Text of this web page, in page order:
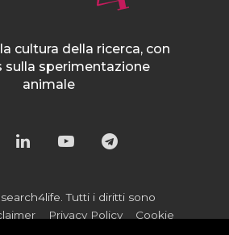
cultura della ricerca, con
sulla sperimentazione
animale
Tutti i diritti sono
Privacy Policy
Cookie